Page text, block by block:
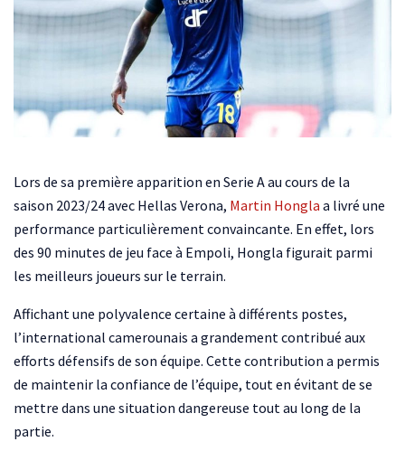
Lors de sa première apparition en Serie A au cours de la
saison 2023/24 avec Hellas Verona, Martin Hongla a livré une
performance particulièrement convaincante. En effet, lors
des 90 minutes de jeu face à Empoli, Hongla figurait parmi
les meilleurs joueurs sur le terrain.
Affichant une polyvalence certaine à différents postes,
l’international camerounais a grandement contribué aux
efforts défensifs de son équipe. Cette contribution a permis
de maintenir la confiance de l’équipe, tout en évitant de se
mettre dans une situation dangereuse tout au long de la
partie.